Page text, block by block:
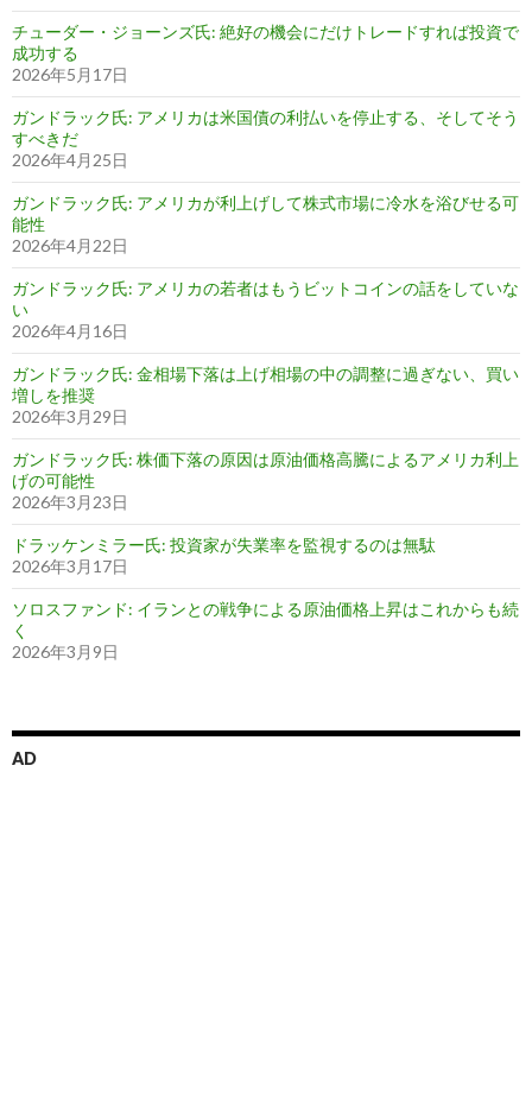
チューダー・ジョーンズ氏: 絶好の機会にだけトレードすれば投資で
成功する
2026年5月17日
ガンドラック氏: アメリカは米国債の利払いを停止する、そしてそう
すべきだ
2026年4月25日
ガンドラック氏: アメリカが利上げして株式市場に冷水を浴びせる可
能性
2026年4月22日
ガンドラック氏: アメリカの若者はもうビットコインの話をしていな
い
2026年4月16日
ガンドラック氏: 金相場下落は上げ相場の中の調整に過ぎない、買い
増しを推奨
2026年3月29日
ガンドラック氏: 株価下落の原因は原油価格高騰によるアメリカ利上
げの可能性
2026年3月23日
ドラッケンミラー氏: 投資家が失業率を監視するのは無駄
2026年3月17日
ソロスファンド: イランとの戦争による原油価格上昇はこれからも続
く
2026年3月9日
AD